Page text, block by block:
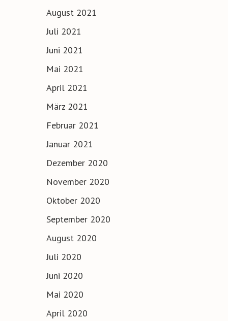
August 2021
Juli 2021
Juni 2021
Mai 2021
April 2021
März 2021
Februar 2021
Januar 2021
Dezember 2020
November 2020
Oktober 2020
September 2020
August 2020
Juli 2020
Juni 2020
Mai 2020
April 2020